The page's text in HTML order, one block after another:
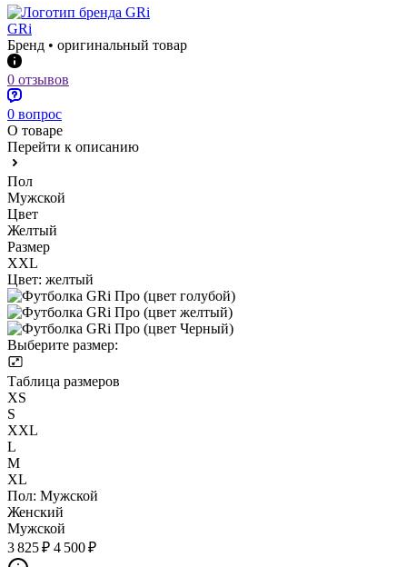
GRi
Бренд • оригинальный товар
0 отзывов
0 вопрос
О товаре
Перейти к описанию
Пол
Мужской
Цвет
Желтый
Размер
XXL
Цвет: желтый
Выберите размер:
Таблица размеров
XS
S
XXL
L
M
XL
Пол: Мужской
Женский
Мужской
3 825 ₽ 4 500 ₽